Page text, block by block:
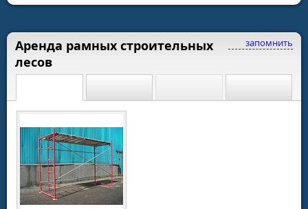
запомнить
Аренда рамных строительных
лесов